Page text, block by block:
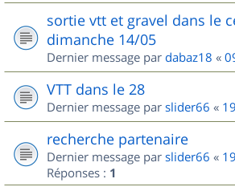
sortie vtt et gravel dans le
dimanche 14/05
Dernier message par dabaz18 «
VTT dans le 28
Dernier message par slider66 «
recherche partenaire
Dernier message par slider66 «
Réponses : 1